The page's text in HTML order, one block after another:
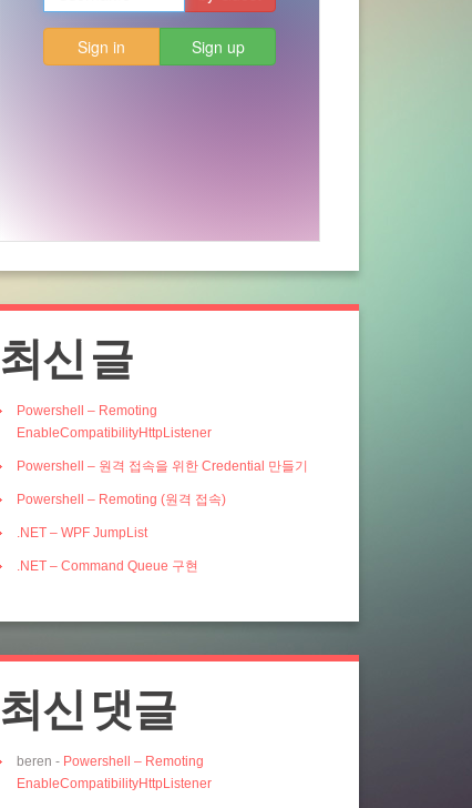
최신 글
Powershell – Remoting
EnableCompatibilityHttpListener
Powershell – 원격 접속을 위한 Credential 만들기
Powershell – Remoting (원격 접속)
.NET – WPF JumpList
.NET – Command Queue 구현
최신 댓글
beren - Powershell – Remoting
EnableCompatibilityHttpListener